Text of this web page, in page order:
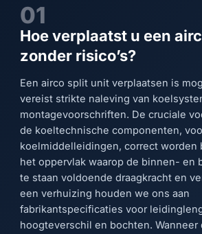
01
Hoe verplaatst u een
zonder risico’s?
Een airco split unit verplaatsen is
vereist strikte naleving van
montagevoorschriften. De cruciale
de koeltechnische componenten,
koelmiddelleidingen, correct worden
het oppervlak waarop de binnen- en
te staan voldoende draagkracht en
een verhuizing houden we ons aan
fabrikantspecificaties voor
hoogteverschil en bochten. Wanneer